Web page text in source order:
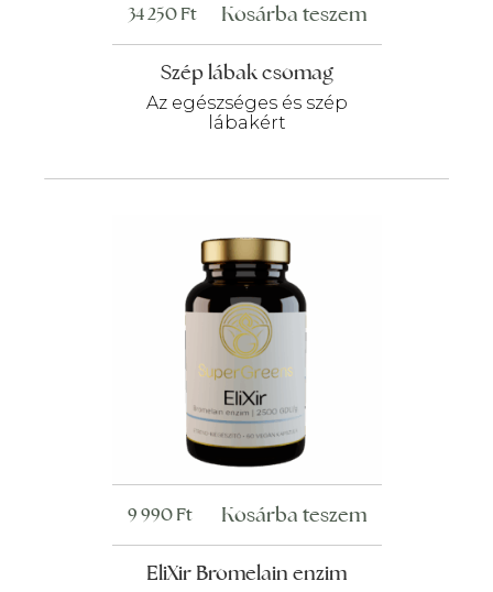
Szép lábak csomag
Az egészséges és szép
lábakért
34 250Ft Kosárba teszem
EliXir Bromelain enzim
9 990Ft Kosárba teszem